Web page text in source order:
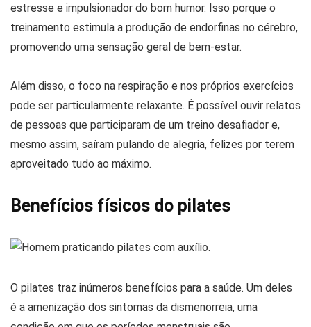
estresse e impulsionador do bom humor. Isso porque o
treinamento estimula a produção de endorfinas no cérebro,
promovendo uma sensação geral de bem-estar.
Além disso, o foco na respiração e nos próprios exercícios
pode ser particularmente relaxante. É possível ouvir relatos
de pessoas que participaram de um treino desafiador e,
mesmo assim, saíram pulando de alegria, felizes por terem
aproveitado tudo ao máximo.
Benefícios físicos do pilates
O pilates traz inúmeros benefícios para a saúde. Um deles
é a amenização dos sintomas da dismenorreia, uma